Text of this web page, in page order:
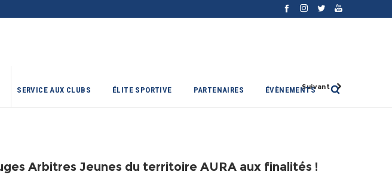
SERVICE AUX CLUBS ÉLITE SPORTIVE PARTENAIRES ÉVÈNEMENTSSuivant
Arbitres Jeunes du territoire AURA aux finalités !